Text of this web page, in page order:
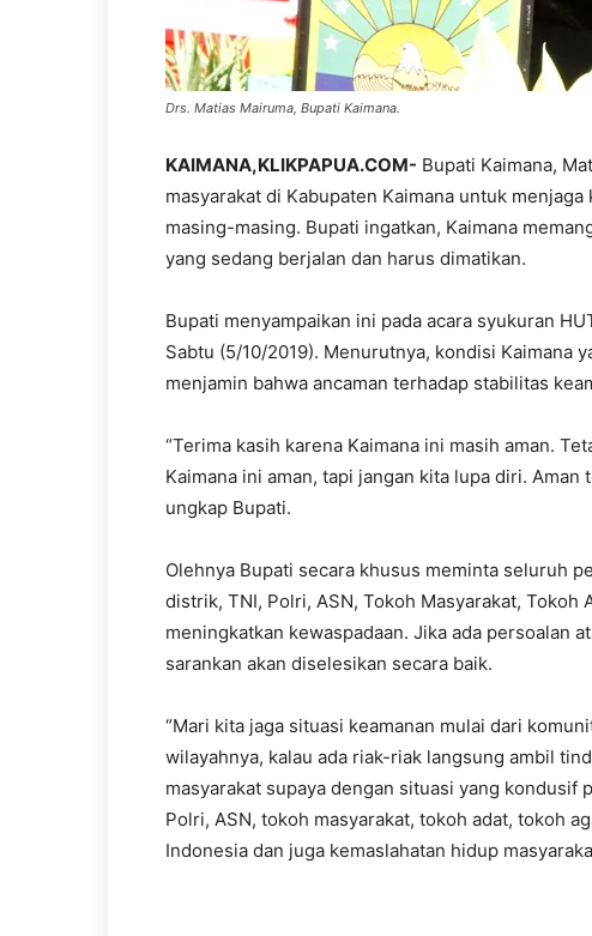
Drs. Matias Mairuma, Bupati Kaimana.
KAIMANA,KLIKPAPUA.COM- Bupati Kaimana,
masyarakat di Kabupaten Kaimana untuk
masing-masing. Bupati ingatkan, Kaimana
yang sedang berjalan dan harus dimatikan.
Bupati menyampaikan ini pada acara syukuran
Sabtu (5/10/2019). Menurutnya, kondisi Kaimana
menjamin bahwa ancaman terhadap stabilitas
“Terima kasih karena Kaimana ini masih aman.
Kaimana ini aman, tapi jangan kita lupa diri.
ungkap Bupati.
Olehnya Bupati secara khusus meminta seluruh
distrik, TNI, Polri, ASN, Tokoh Masyarakat, Tokoh
meningkatkan kewaspadaan. Jika ada persoalan
sarankan akan diselesikan secara baik.
“Mari kita jaga situasi keamanan mulai dari
wilayahnya, kalau ada riak-riak langsung ambil
masyarakat supaya dengan situasi yang kondusif
Polri, ASN, tokoh masyarakat, tokoh adat, tokoh
Indonesia dan juga kemaslahatan hidup